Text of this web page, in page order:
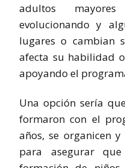
adultos
evolucionando y
lugares o cambian
afecta su habilidad
apoyando el
Una opción sería
formaron con el
años, se organicen
para asegurar